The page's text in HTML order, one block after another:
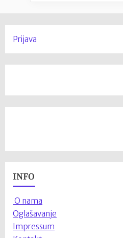
Prijava
INFO
O nama
Oglašavanje
Impressum